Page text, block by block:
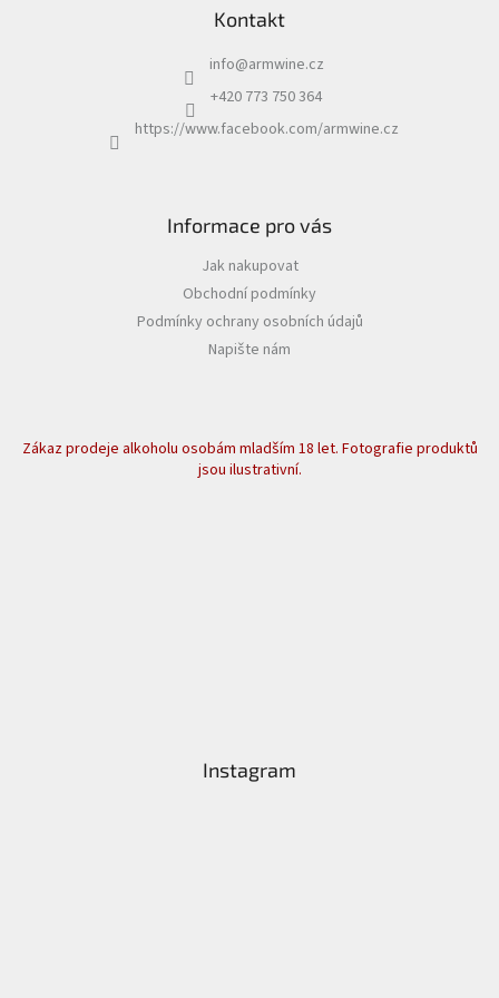
Kontakt
info@armwine.cz
+420 773 750 364
https://www.facebook.com/armwine.cz
Informace pro vás
Jak nakupovat
Obchodní podmínky
Podmínky ochrany osobních údajů
Napište nám
Zákaz prodeje alkoholu osobám mladším 18 let. Fotografie produktů
jsou ilustrativní.
Instagram